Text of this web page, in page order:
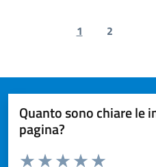
Previous page
1 2
Quanto sono chiare le
pagina?
Valuta da 1 a 5 stelle la pagina